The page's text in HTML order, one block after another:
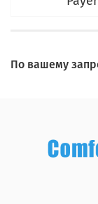
По вашему